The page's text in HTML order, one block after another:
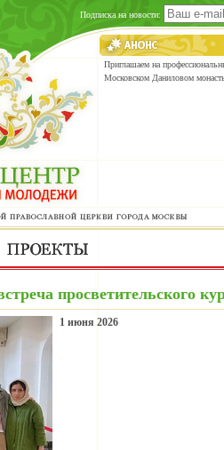
Подписка на новости:
Приглашаем на
Московском Даниловом
просветительского
1 июня 2026